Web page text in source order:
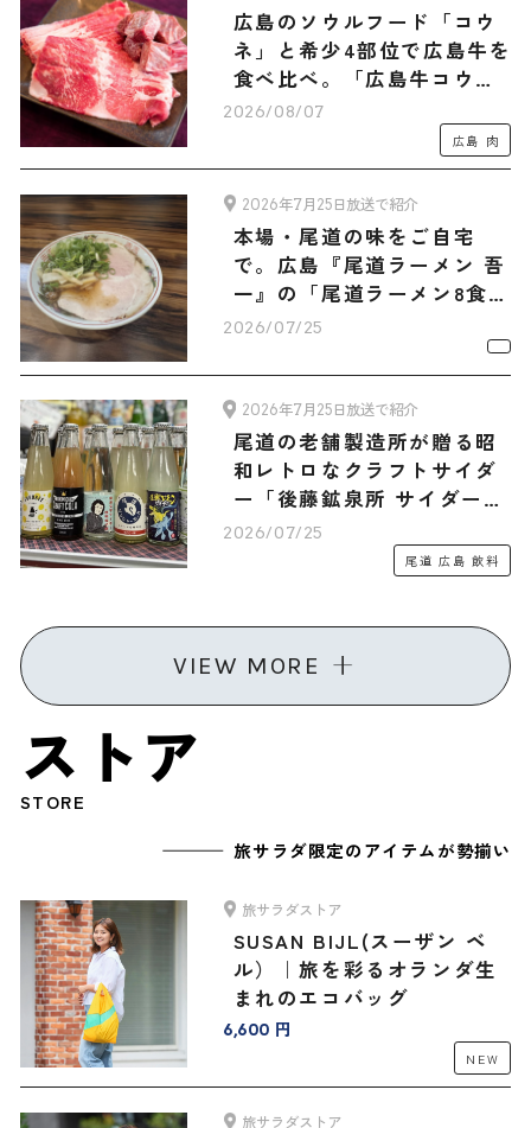
広島のソウルフード「コウ
ネ」と希少4部位で広島牛を
食べ比べ。「広島牛コウネ
（500g）・和牛ショコラ-
Hiroshima Beef-セット」
2026/08/07
広島 肉
2026年7月25日放送で紹介
本場・尾道の味をご自宅
で。広島『尾道ラーメン 吾
一』の「尾道ラーメン8食セ
ット」
2026/07/25
2026年7月25日放送で紹介
尾道の老舗製造所が贈る昭
和レトロなクラフトサイダ
ー「後藤鉱泉所 サイダー6
種12本 旅サラダマルシェオ
リジナルセット」
2026/07/25
尾道 広島 飲料
VIEW MORE
ストア
STORE
旅サラダ限定のアイテムが勢揃い
旅サラダストア
SUSAN BIJL(スーザン ベ
ル）｜旅を彩るオランダ生
まれのエコバッグ
6,600 円
NEW
旅サラダストア